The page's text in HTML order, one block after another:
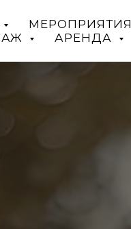
МЕРОПРИЯТИЯ
АРЕНДА